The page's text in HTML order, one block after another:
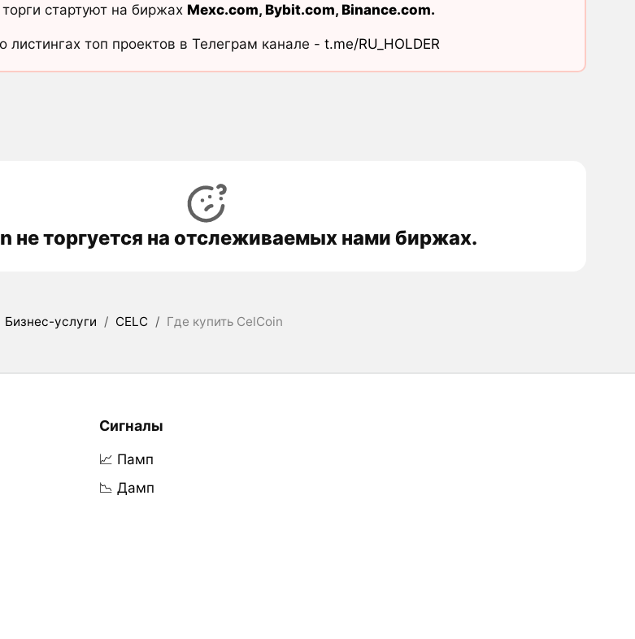
стартуют на биржах Mexc.com, Bybit.com, Binance.com.
топ проектов в Телеграм канале - t.me/RU_HOLDER
не торгуется на отслеживаемых нами биржах.
Бизнес-услуги / CELC / Где купить CelCoin
Сигналы
📈 Памп
📉 Дамп